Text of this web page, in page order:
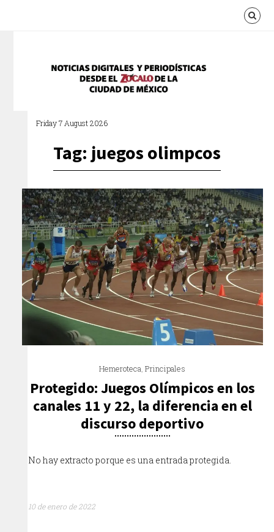
Friday 7 August 2026
Tag: juegos olimpcos
Hemeroteca,Principales
Protegido: Juegos Olímpicos en los
canales 11 y 22, la diferencia en el
discurso deportivo
No hay extracto porque es una entrada protegida.
10 de enero de 2022